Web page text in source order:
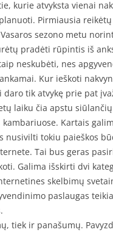
kurie atvyksta vienai
Pirmiausia
sezono metu
pradėti rūpintis iš
neskubėti, nes
Kur ieškoti
daro tik atvykę prie pat
laiku čia apstu
Kartais
nusivilti tokiu paieškos
Tai bus geras
Galima išskirti dvi
skelbimų
paslaugas
tiek ir panašumų.